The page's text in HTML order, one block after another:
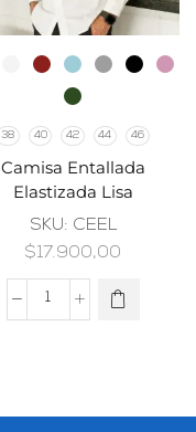
38 40 42 44 46
Camisa Entallada
Elastizada Lisa
SKU: CEEL
$17.900,00